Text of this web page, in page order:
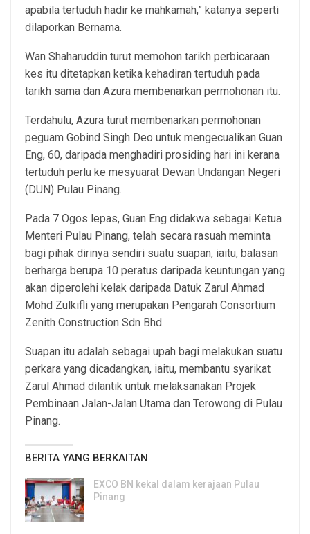
apabila tertuduh hadir ke mahkamah,” katanya seperti
dilaporkan Bernama.
Wan Shaharuddin turut memohon tarikh perbicaraan
kes itu ditetapkan ketika kehadiran tertuduh pada
tarikh sama dan Azura membenarkan permohonan itu.
Terdahulu, Azura turut membenarkan permohonan
peguam Gobind Singh Deo untuk mengecualikan Guan
Eng, 60, daripada menghadiri prosiding hari ini kerana
tertuduh perlu ke mesyuarat Dewan Undangan Negeri
(DUN) Pulau Pinang.
Pada 7 Ogos lepas, Guan Eng didakwa sebagai Ketua
Menteri Pulau Pinang, telah secara rasuah meminta
bagi pihak dirinya sendiri suatu suapan, iaitu, balasan
berharga berupa 10 peratus daripada keuntungan yang
akan diperolehi kelak daripada Datuk Zarul Ahmad
Mohd Zulkifli yang merupakan Pengarah Consortium
Zenith Construction Sdn Bhd.
Suapan itu adalah sebagai upah bagi melakukan suatu
perkara yang dicadangkan, iaitu, membantu syarikat
Zarul Ahmad dilantik untuk melaksanakan Projek
Pembinaan Jalan-Jalan Utama dan Terowong di Pulau
Pinang.
BERITA YANG BERKAITAN
EXCO BN kekal dalam kerajaan Pulau
Pinang